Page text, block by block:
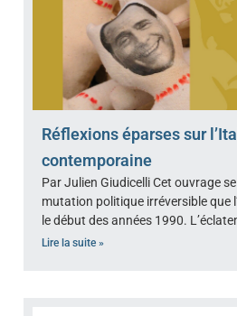
Réflexions éparses sur
contemporaine
Par Julien Giudicelli Cet ouvrage
mutation politique irréversible que
le début des années 1990.
Lire la suite »